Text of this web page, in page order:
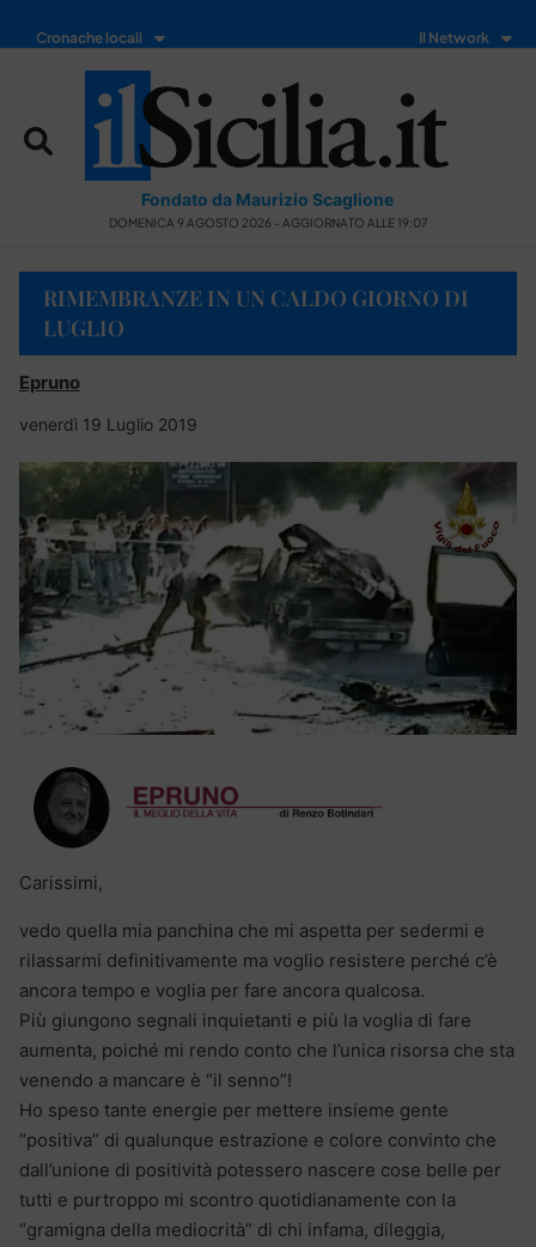
Cronache locali Il Network
Fondato da Maurizio Scaglione
DOMENICA 9 AGOSTO 2026 - AGGIORNATO ALLE 19:07
RIMEMBRANZE IN UN CALDO GIORNO DI
LUGLIO
Epruno
venerdì 19 Luglio 2019
Carissimi,
vedo quella mia panchina che mi aspetta per sedermi e
rilassarmi definitivamente ma voglio resistere perché c’è
ancora tempo e voglia per fare ancora qualcosa.
Più giungono segnali inquietanti e più la voglia di fare
aumenta, poiché mi rendo conto che l’unica risorsa che sta
venendo a mancare è “il senno”!
Ho speso tante energie per mettere insieme gente
“positiva” di qualunque estrazione e colore convinto che
dall’unione di positività potessero nascere cose belle per
tutti e purtroppo mi scontro quotidianamente con la
“gramigna della mediocrità” di chi infama, dileggia,